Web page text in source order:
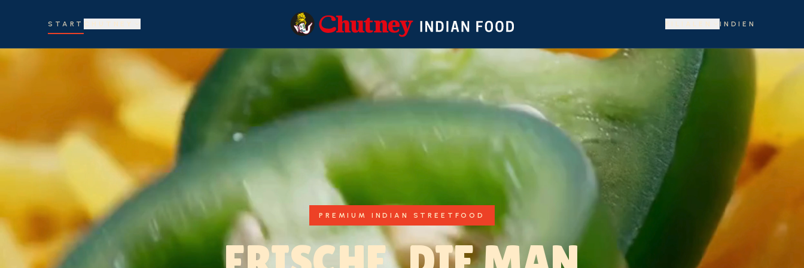
START CHUTNEY FILIALEN INDIEN
PREMIUM INDIAN STREETFOOD